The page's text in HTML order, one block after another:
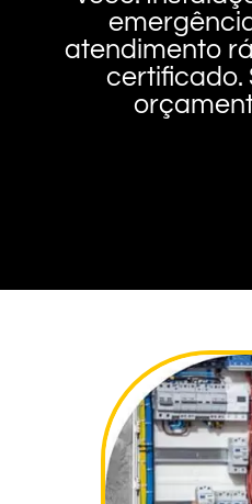
atendimento
certificado.